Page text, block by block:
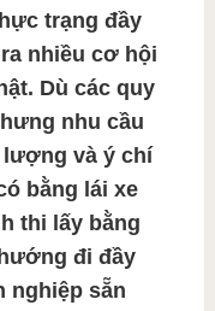
trạng đầy
nhiều cơ hội
Dù các quy
nhu cầu
và ý chí
bằng lái xe
thi lấy bằng
đi đầy
nghiệp sẵn